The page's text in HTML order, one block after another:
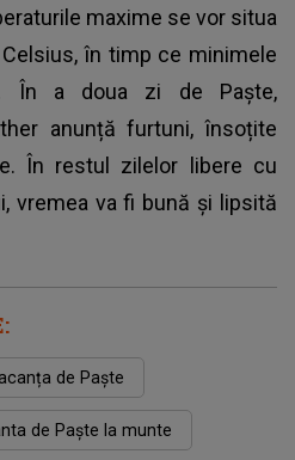
maxime se vor situa
în timp ce minimele
În a doua zi de Paște,
anunță furtuni, însoțite
În restul zilelor libere cu
vremea va fi bună și lipsită
de Paște
de Paște la munte